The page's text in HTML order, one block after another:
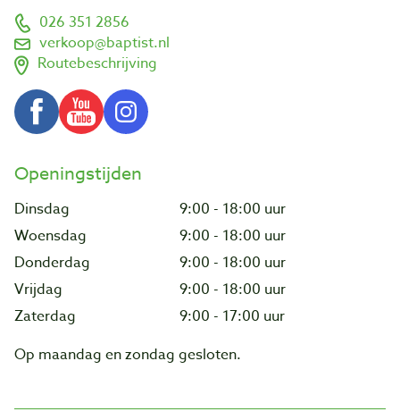
026 351 2856
verkoop@baptist.nl
Routebeschrijving
Openingstijden
Dinsdag
9:00 - 18:00 uur
Woensdag
9:00 - 18:00 uur
Donderdag
9:00 - 18:00 uur
Vrijdag
9:00 - 18:00 uur
Zaterdag
9:00 - 17:00 uur
Op maandag en zondag gesloten.